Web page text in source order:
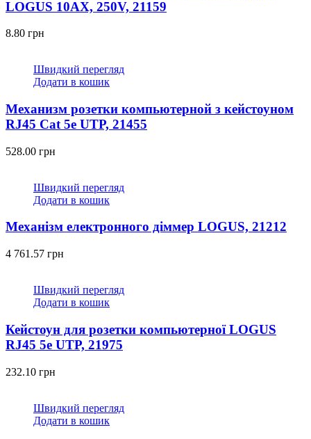
LOGUS 10АХ, 250V, 21159
8.80 грн
Швидкий перегляд
Додати в кошик
Механизм розетки компьютерной з кейстоуном
RJ45 Cat 5e UTP, 21455
528.00 грн
Швидкий перегляд
Додати в кошик
Механізм електронного діммeр LOGUS, 21212
4 761.57 грн
Швидкий перегляд
Додати в кошик
Кейстоун для розетки компьютерної LOGUS
RJ45 5e UTP, 21975
232.10 грн
Швидкий перегляд
Додати в кошик